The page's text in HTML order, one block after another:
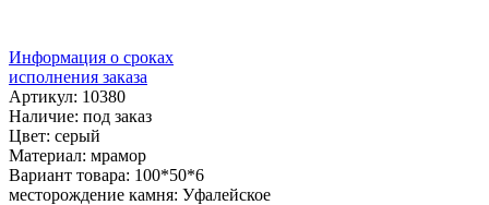
Информация о сроках
исполнения заказа
Артикул: 10380
Наличие: под заказ
Цвет: серый
Материал: мрамор
Вариант товара: 100*50*6
месторождение камня: Уфалейское